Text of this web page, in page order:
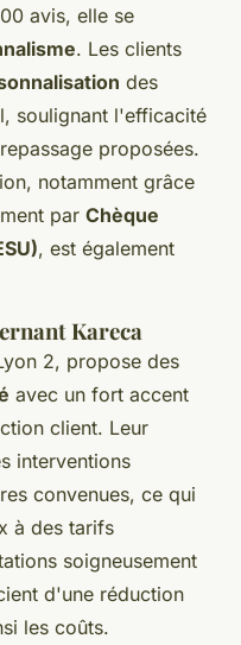
avis, elle se
. Les clients
des
soulignant l'efficacité
proposées.
notamment grâce
par Chèque
, est également
Kareca
2, propose des
avec un fort accent
client. Leur
interventions
convenues, ce qui
à des tarifs
soigneusement
d'une réduction
les coûts.